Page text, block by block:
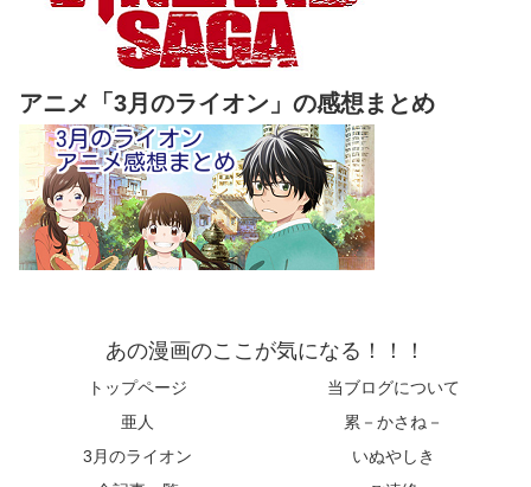
アニメ「3月のライオン」の感想まとめ
あの漫画のここが気になる！！！
トップページ
当ブログについて
亜人
累－かさね－
3月のライオン
いぬやしき